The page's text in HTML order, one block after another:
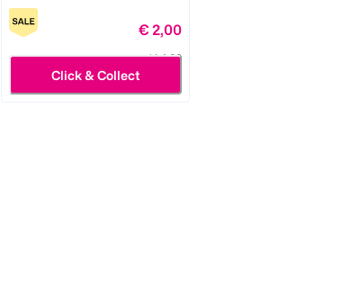
€ 2,00
1 l 4,00
Click & Collect